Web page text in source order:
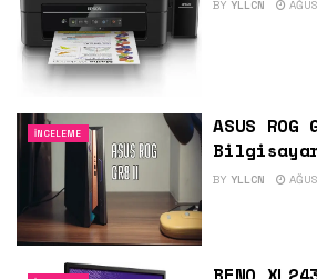
BY YLLCN
İNCELEME
ASUS
BY YLLCN